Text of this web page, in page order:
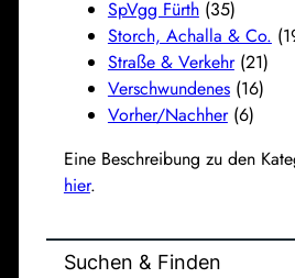
SpVgg Fürth(35)
Storch, Achalla & Co.
Straße & Verkehr(21)
Verschwundenes(16)
Vorher/Nachher(6)
Eine Beschreibung zu den
hier.
Suchen & Finden